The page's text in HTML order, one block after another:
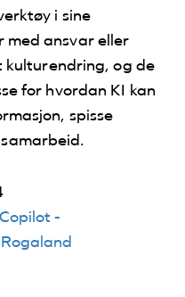
i sine
med ansvar eller
og de
for hvordan KI kan
spisse
-